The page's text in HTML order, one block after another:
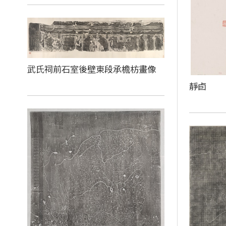
靜卣
武氏祠前石室後壁東段承檐枋畫像